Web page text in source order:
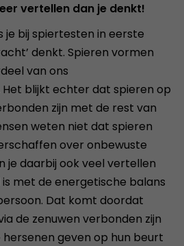
vertellen dan je denkt!
je bij spiertesten in eerste
denkt. Spieren vormen
van ons
blijkt echter dat spieren op
zijn met de rest van
weten niet dat spieren
over onbewuste
je daarbij ook veel vertellen
met de energetische balans
Dat komt doordat
de zenuwen verbonden zijn
geven op hun beurt